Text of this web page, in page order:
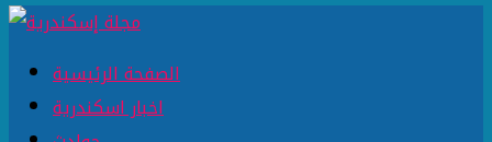
الصفحة الرئيسية
اخبار اسكندرية